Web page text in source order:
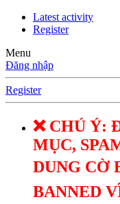
Latest activity
Register
Menu
Đăng nhập
Register
❌ CHÚ Ý:
MỤC,
DUNG CỜ
BANNED